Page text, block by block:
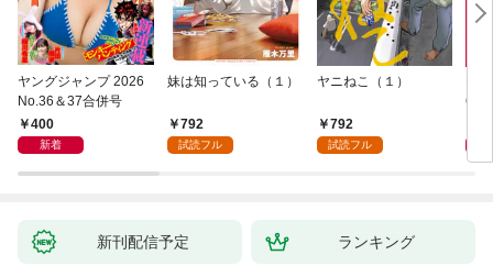
ヤングジャンプ 2026
No.36＆37合併号
400
新着
妹は知っている（１）
792
試読フル
ヤニねこ（１）
792
試読フル
6・
新刊配信予定 ランキング